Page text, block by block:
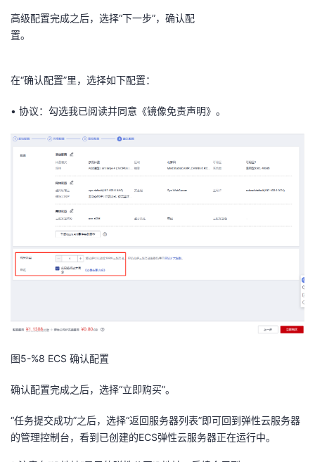
高级配置完成之后，选择“下一步”，确认配
置。
在“确认配置”里，选择如下配置：
• 协议：勾选我已阅读并同意《镜像免责声明》。
图5-%8 ECS 确认配置
确认配置完成之后，选择“立即购买”。
“任务提交成功”之后，选择“返回服务器列表”即可回到弹性云服务器
的管理控制台，看到已创建的ECS弹性云服务器正在运行中。